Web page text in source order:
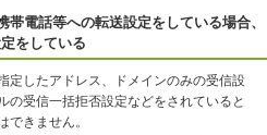
帯電話等への転送設定をしている場合、
をしている
定したアドレス、ドメインのみの受信設
の受信一括拒否設定などをされていると
できません。